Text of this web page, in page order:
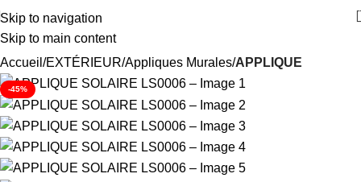
Skip to navigation
Skip to main content
Accueil EXTÉRIEUR Appliques Murales APPLIQUE
-45%